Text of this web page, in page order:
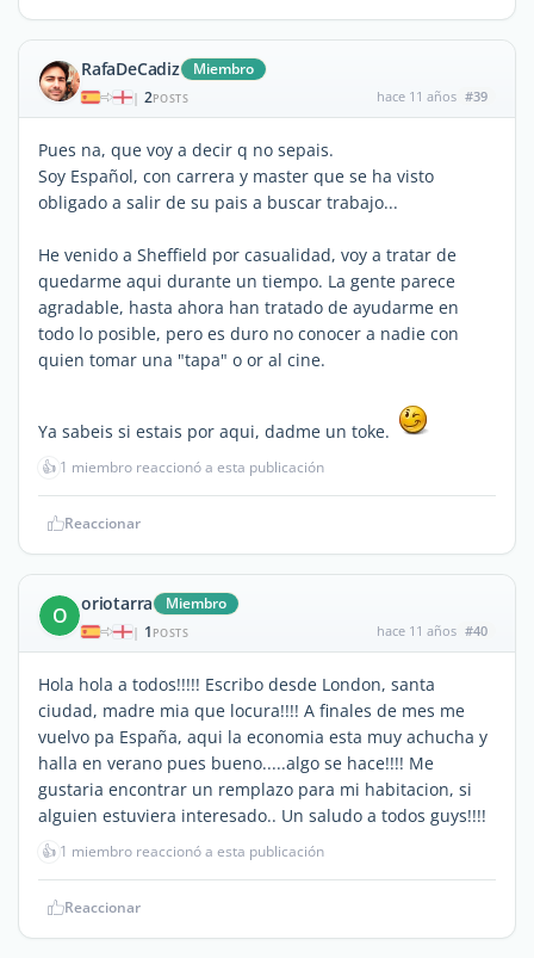
RafaDeCadiz Miembro
| 2POSTS hace 11 años #39
Pues na, que voy a decir q no sepais.
Soy Español, con carrera y master que se ha visto
obligado a salir de su pais a buscar trabajo...
He venido a Sheffield por casualidad, voy a tratar de
quedarme aqui durante un tiempo. La gente parece
agradable, hasta ahora han tratado de ayudarme en
todo lo posible, pero es duro no conocer a nadie con
quien tomar una "tapa" o or al cine.
Ya sabeis si estais por aqui, dadme un toke.
👍 1 miembro reaccionó a esta publicación
Reaccionar
O oriotarra Miembro
| 1 POSTS hace 11 años #40
Hola hola a todos!!!!! Escribo desde London, santa
ciudad, madre mia que locura!!!! A finales de mes me
vuelvo pa España, aqui la economia esta muy achucha y
halla en verano pues bueno.....algo se hace!!!! Me
gustaria encontrar un remplazo para mi habitacion, si
alguien estuviera interesado.. Un saludo a todos guys!!!!
👍 1 miembro reaccionó a esta publicación
Reaccionar